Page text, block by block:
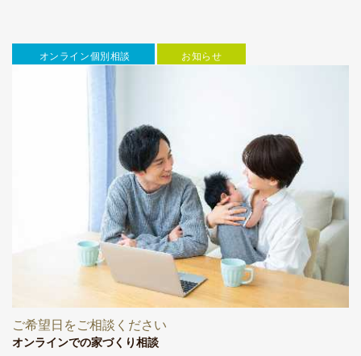
オンライン個別相談 お知らせ
ご希望日をご相談ください
オンラインでの家づくり相談